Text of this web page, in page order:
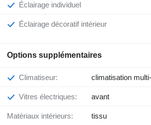
Éclairage individuel
Éclairage décoratif intérieur
Options supplémentaires
Climatiseur: climatisation
Vitres électriques: avant
Matériaux intérieurs: tissu